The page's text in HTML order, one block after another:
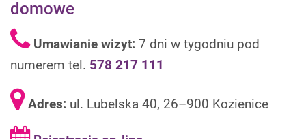
domowe
Umawianie wizyt: 7 dni w tygodniu pod
numerem tel. 578 217 111
Adres: ul. Lubelska 40, 26–900 Kozienice